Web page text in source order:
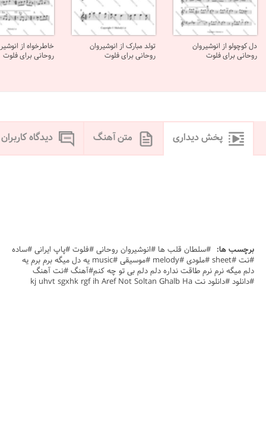
دل کوچولو از انوشیروان
روحانی برای فلوت
تولد مبارک از انوشیروان
روحانی برای فلوت
خاطرخواه از
روحانی برای فلوت
پخش دیداری متن آهنگ دیدگاه کاربران
برچسب ها: #سلطان قلب ها #انوشیروان روحانی #فلوت #پاپ ایرانی #ساده
#نت #sheet #ملودی #melody #موسیقی #music یه دل میگه برم برم یه
دلم میگه نرم نرم طاقت نداره دلم دلم بی تو چه کنم#آهنگ #نت آهنگ
#دانلود #دانلود نت kj uhvt sgxhk rgf ih Aref Not Soltan Ghalb Ha